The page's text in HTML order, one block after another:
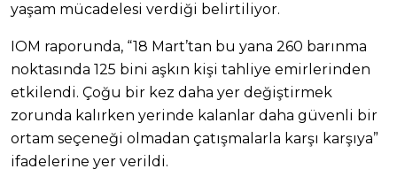
yaşam mücadelesi verdiği belirtiliyor.
IOM raporunda, “18 Mart’tan bu yana 260 barınma
noktasında 125 bini aşkın kişi tahliye emirlerinden
etkilendi. Çoğu bir kez daha yer değiştirmek
zorunda kalırken yerinde kalanlar daha güvenli bir
ortam seçeneği olmadan çatışmalarla karşı karşıya”
ifadelerine yer verildi.